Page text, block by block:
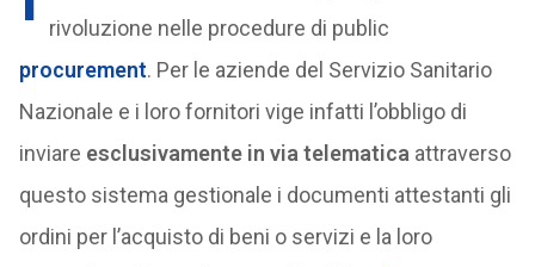
rivoluzione nelle procedure di public
procurement. Per le aziende del Servizio Sanitario
Nazionale e i loro fornitori vige infatti l’obbligo di
inviare esclusivamente in via telematica attraverso
questo sistema gestionale i documenti attestanti gli
ordini per l’acquisto di beni o servizi e la loro